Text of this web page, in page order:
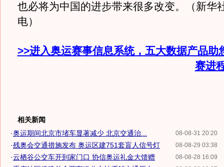
也必将为中国的进步带来很多改变。（新华
电）
>>进入奥运赛事信息系统，五大数据产品助
赛进
相关新闻
08-08-31 20:20
·奥运期间北京市堵车显著减少 北京交通治...
08-08-29 03:38
·残奥会交通措施发布 奥运区建751套盲人信号灯
08-08-28 16:09
·云栖谷公交车开到家门口 协信奥运礼金大馈赠